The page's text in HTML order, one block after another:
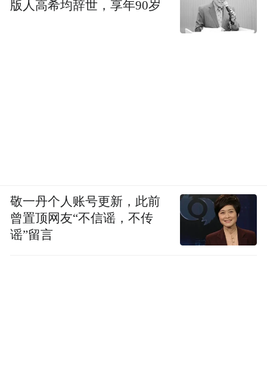
版人高希均辞世，享年90岁
敬一丹个人账号更新，此前
曾置顶网友“不信谣，不传
谣”留言